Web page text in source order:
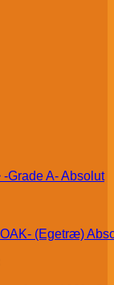
Absolut